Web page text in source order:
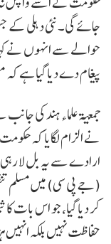
حوالے سے انہوں نے
پیغام دے دیا گیا ہے
جمعیۃ علماء ہند کی
نے الزام لگایا کہ
ارادے سے یہ بل لا رہی
(جے پی سی) میں مسلم
کر دیا گیا، جو اس
حفاظت نہیں بلکہ